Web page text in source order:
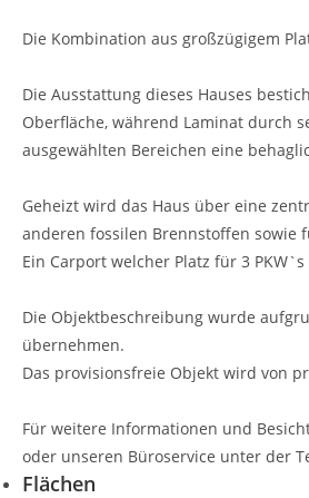
Die Kombination aus großzügigem
Die Ausstattung dieses Hauses
Oberfläche, während Laminat durch
ausgewählten Bereichen eine
Geheizt wird das Haus über eine
anderen fossilen Brennstoffen sowie
Ein Carport welcher Platz für 3
Die Objektbeschreibung wurde
übernehmen.
Das provisionsfreie Objekt wird von
Für weitere Informationen und
oder unseren Büroservice unter der
Flächen